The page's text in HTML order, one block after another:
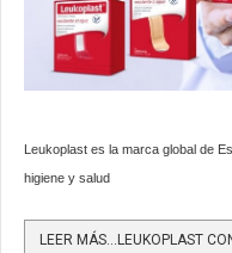
Leukoplast es la marca global de
higiene y salud